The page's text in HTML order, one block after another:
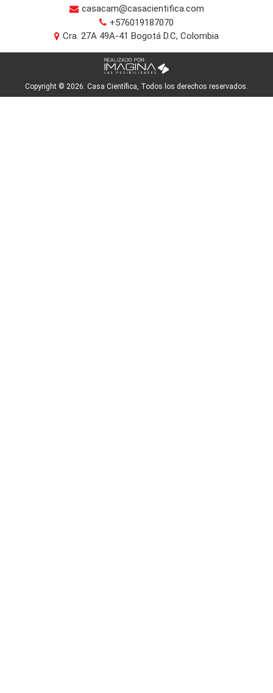
casacam@casacientifica.com
+576019187070
Cra. 27A 49A-41 Bogotá D.C, Colombia
Copyright © 2026. Casa Científica, Todos los derechos reservados.